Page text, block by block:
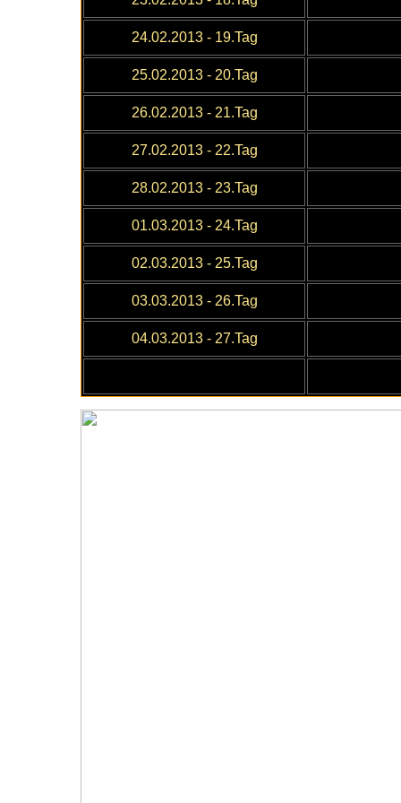
24.02.2013- 19.Tag
25.02.2013- 20.Tag
26.02.2013- 21.Tag
27.02.2013- 22.Tag
28.02.2013- 23.Tag
01.03.2013- 24.Tag
02.03.2013- 25.Tag
03.03.2013- 26.Tag
04.03.2013- 27.Tag